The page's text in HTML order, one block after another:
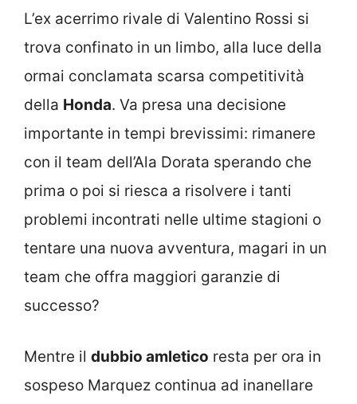
L’ex acerrimo rivale di Valentino Rossi si
trova confinato in un limbo, alla luce della
ormai conclamata scarsa competitività
della Honda. Va presa una decisione
importante in tempi brevissimi: rimanere
con il team dell’Ala Dorata sperando che
prima o poi si riesca a risolvere i tanti
problemi incontrati nelle ultime stagioni o
tentare una nuova avventura, magari in un
team che offra maggiori garanzie di
successo?
Mentre il dubbio amletico resta per ora in
sospeso Marquez continua ad inanellare